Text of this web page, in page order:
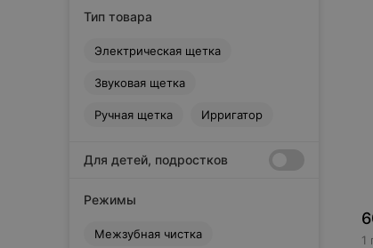
R
SUPECARE
VES
Waterpik
Тип товара
Электрическая щетка
Звуковая щетка
Ручная щетка Ирригатор
Для детей, подростков
Режимы
Межзубная чистка 1